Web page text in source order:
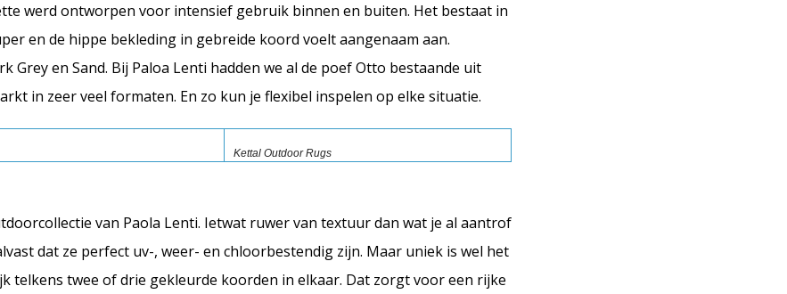
werd ontworpen voor intensief gebruik binnen en buiten. Het bestaat in
en de hippe bekleding in gebreide koord voelt aangenaam aan.
en Sand. Bij Paloa Lenti hadden we al de poef Otto bestaande uit
in zeer veel formaten. En zo kun je flexibel inspelen op elke situatie.
Kettal Outdoor Rugs
van Paola Lenti. Ietwat ruwer van textuur dan wat je al aantrof
dat ze perfect uv-, weer- en chloorbestendig zijn. Maar uniek is wel het
telkens twee of drie gekleurde koorden in elkaar. Dat zorgt voor een rijke